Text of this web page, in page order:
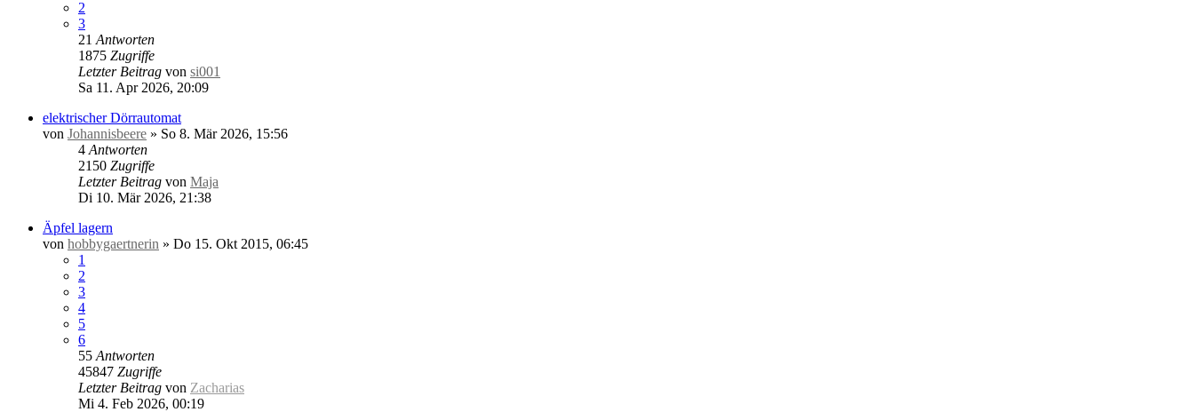
2
3
21 Antworten
1875 Zugriffe
Letzter Beitrag von si001
Sa 11. Apr 2026, 20:09
elektrischer Dörrautomat
von Johannisbeere » So 8. Mär 2026, 15:56
4 Antworten
2150 Zugriffe
Letzter Beitrag von Maja
Di 10. Mär 2026, 21:38
Äpfel lagern
von hobbygaertnerin » Do 15. Okt 2015, 06:45
1
2
3
4
5
6
55 Antworten
45847 Zugriffe
Letzter Beitrag von Zacharias
Mi 4. Feb 2026, 00:19